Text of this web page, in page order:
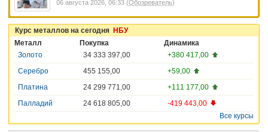
06 августа 2026, 06:33 (Обозреватель)
Курс металлов на сегодня НБУ
Металл
Покупка
Динамика
Золото
34 333 397,00
+380 417,00
Серебро
455 155,00
+59,00
Платина
24 299 771,00
+111 177,00
Палладий
24 618 805,00
-419 443,00
Все курсы